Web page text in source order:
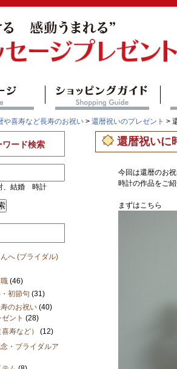
や喜寿など長寿のお祝い > 還暦祝いのプレゼント >
還暦祝いに
今回は還暦のお
時計の作品をご紹
まずはこちら
ワード検索
結婚 時計
へ (ブライダル)
(46)
初節句 (31)
のお祝い (40)
ント (28)
寿など）
(12)
・ブライダルア